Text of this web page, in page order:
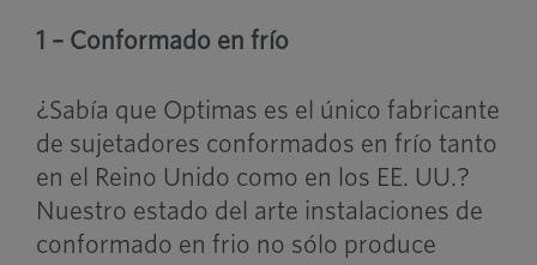
1 – Conformado en frío
¿Sabía que Optimas es el único fabricante
de sujetadores conformados en frío tanto
en el Reino Unido como en los EE. UU.?
Nuestro estado del arte instalaciones de
conformado en frio no sólo produce